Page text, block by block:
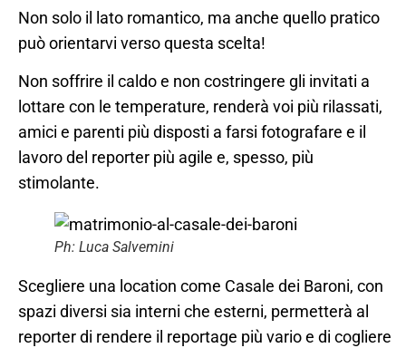
Non solo il lato romantico, ma anche quello pratico
può orientarvi verso questa scelta!
Non soffrire il caldo e non costringere gli invitati a
lottare con le temperature, renderà voi più rilassati,
amici e parenti più disposti a farsi fotografare e il
lavoro del reporter più agile e, spesso, più
stimolante.
Ph: Luca Salvemini
Scegliere una location come Casale dei Baroni, con
spazi diversi sia interni che esterni, permetterà al
reporter di rendere il reportage più vario e di cogliere